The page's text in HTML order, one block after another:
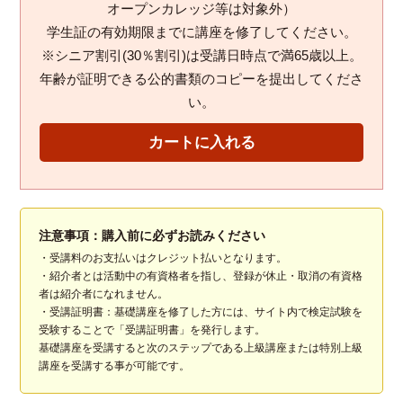
オープンカレッジ等は対象外）
学生証の有効期限までに講座を修了してください。
※シニア割引(30％割引)は受講日時点で満65歳以上。
年齢が証明できる公的書類のコピーを提出してくださ
い。
注意事項：購入前に必ずお読みください
・受講料のお支払いはクレジット払いとなります。
・紹介者とは活動中の有資格者を指し、登録が休止・取消の有資格
者は紹介者になれません。
・受講証明書：基礎講座を修了した方には、サイト内で検定試験を
受験することで「受講証明書」を発行します。
基礎講座を受講すると次のステップである上級講座または特別上級
講座を受講する事が可能です。